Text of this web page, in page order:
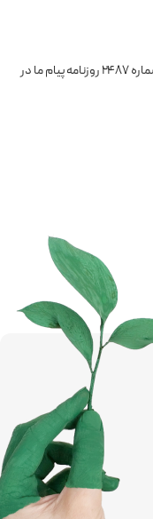
شماره 2487 روزنامه پیام ما در